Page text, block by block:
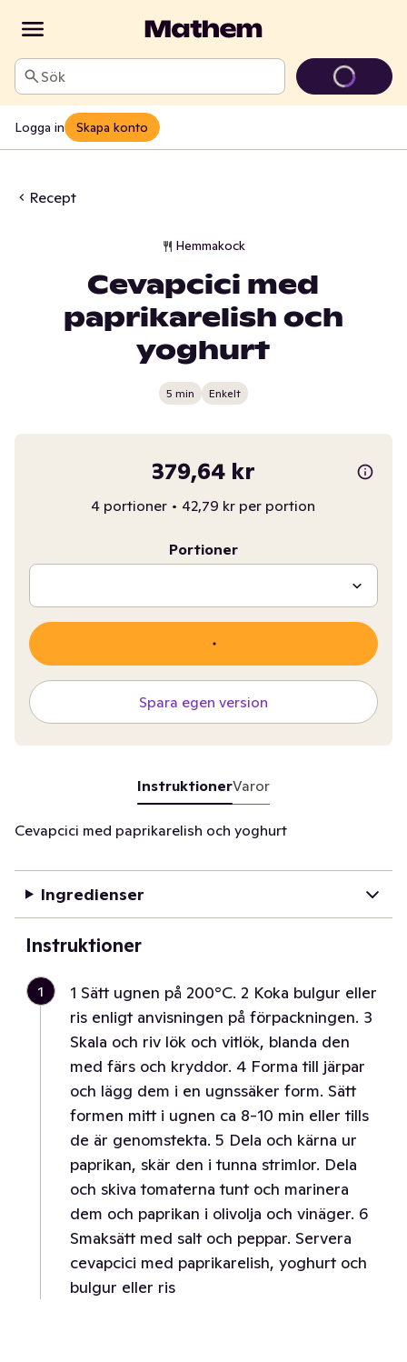
Sök
Logga in Skapa konto
Recept
Hemmakock
Cevapcici med
paprikarelish och
yoghurt
5 min Enkelt
379,64 kr
4 portioner • 42,79 kr per portion
Portioner
Spara egen version
InstruktionerVaror
Cevapcici med paprikarelish och yoghurt
Ingredienser
Instruktioner
1
1 Sätt ugnen på 200°C. 2 Koka bulgur eller
ris enligt anvisningen på förpackningen. 3
Skala och riv lök och vitlök, blanda den
med färs och kryddor. 4 Forma till järpar
och lägg dem i en ugnssäker form. Sätt
formen mitt i ugnen ca 8-10 min eller tills
de är genomstekta. 5 Dela och kärna ur
paprikan, skär den i tunna strimlor. Dela
och skiva tomaterna tunt och marinera
dem och paprikan i olivolja och vinäger. 6
Smaksätt med salt och peppar. Servera
cevapcici med paprikarelish, yoghurt och
bulgur eller ris